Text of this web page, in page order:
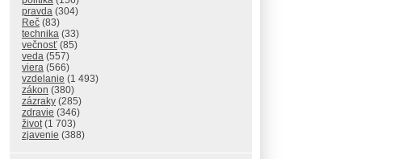
pravda (304)
Reč (83)
technika (33)
večnosť (85)
veda (557)
viera (566)
vzdelanie (1 493)
zákon (380)
zázraky (285)
zdravie (346)
život(1 703)
zjavenie (388)